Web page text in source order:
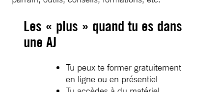
Les « plus » quand tu es dans
une AJ
Tu peux te former gratuitement
en ligne ou en présentiel